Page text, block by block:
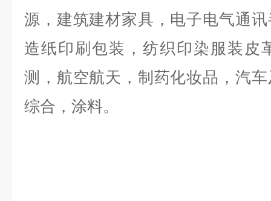
源，建筑建材家具，电子电气通
造纸印刷包装，纺织印染服装皮
测，航空航天，制药化妆品，汽
综合，涂料。